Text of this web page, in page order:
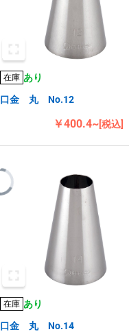
在庫 あり
口金 丸 No.12
￥400.4~[税込]
在庫 あり
口金 丸 No.14